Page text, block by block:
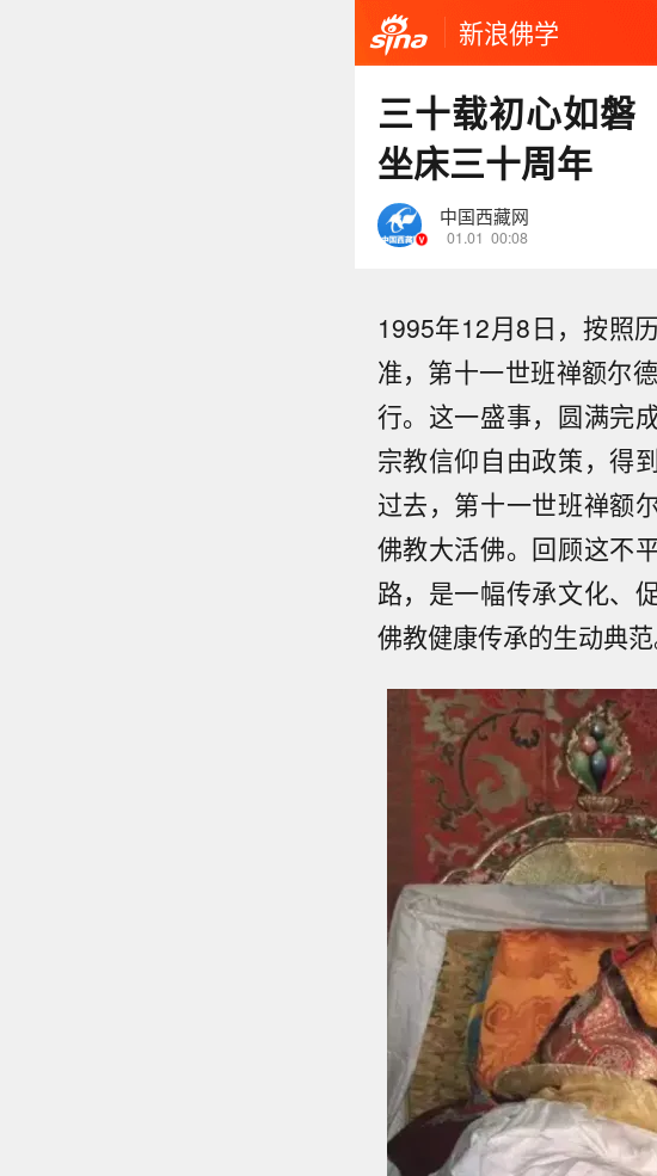
新浪佛学
三十载初心如
坐床三十周年
中国西藏网
01.01 00:08
1995年12月8日，按照
准，第十一世班禅额尔
行。这一盛事，圆满完
宗教信仰自由政策，得
过去，第十一世班禅额
佛教大活佛。回顾这不
路，是一幅传承文化、
佛教健康传承的生动典范